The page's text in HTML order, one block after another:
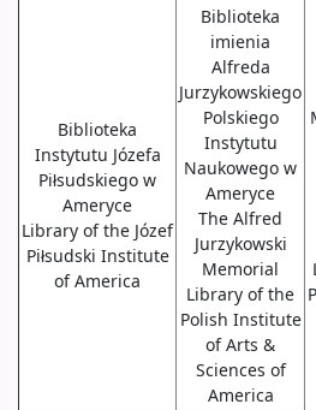
Biblioteka
Instytutu Józefa
Piłsudskiego w
Ameryce
Library of the Józef
Piłsudski Institute
of America
Biblioteka
imienia
Alfreda
Jurzykowskiego
Polskiego
Instytutu
Naukowego w
Ameryce
The Alfred
Jurzykowski
Memorial
Library of the
Polish Institute
of Arts &
Sciences of
America